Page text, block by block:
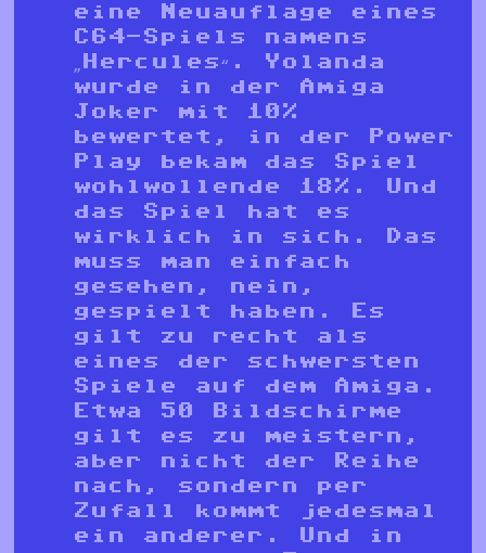
eine Neuauflage eines
C64-Spiels namens
„Hercules“. Yolanda
wurde in der Amiga
Joker mit 10%
bewertet, in der Power
Play bekam das Spiel
wohlwollende 18%. Und
das Spiel hat es
wirklich in sich. Das
muss man einfach
gesehen, nein,
gespielt haben. Es
gilt zu recht als
eines der schwersten
Spiele auf dem Amiga.
Etwa 50 Bildschirme
gilt es zu meistern,
aber nicht der Reihe
nach, sondern per
Zufall kommt jedesmal
ein anderer. Und in